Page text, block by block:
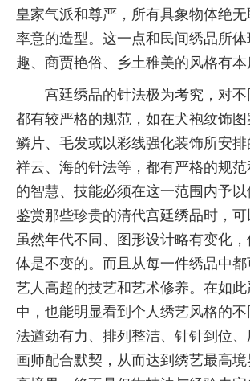
皇家气派和尊严，所有具象物体绝
率意的造型。这一点和民间绣品所
趣、商贾艳俗、乡土稚美的风格有本
宫廷绣品的针法极为考究，对不
都有较严格的规范，如在犬袍纹饰图
鳞片、毛发或以彩线强化装饰所安
祥云、海的针法等，都有严格的规
的智慧、技能必须在这一范围内予
鉴赏那些珍贵的清代宫廷绣品时，可
虽然年代不同、图形设计略有变化
体是不变的。而且从每一件绣品中
艺人高超的技艺和艺术修养。在如
中，也能明显看到个人绣艺风格的
法遒劲有力、排列整洁、针针到位
画师配合默契，从而达到绣艺最高